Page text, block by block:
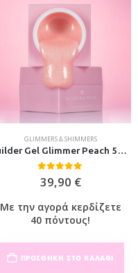
GLIMMERS & SHIMMERS
Builder Gel Glimmer Peach 50ml
0out of 5
39,90 €
Με την αγορά κερδίζετε
40 πόντους!
ΠΡΟΣΘΉΚΗ ΣΤΟ ΚΑΛΆΘΙ